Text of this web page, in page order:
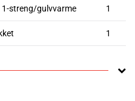
streng/gulvvarme 1
1